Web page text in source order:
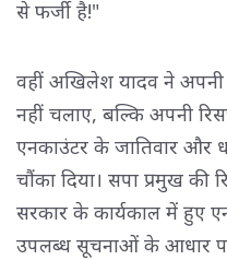
से फर्जी है!"
वहीं अखिलेश यादव ने अपनी
नहीं चलाए, बल्कि अपनी
एनकाउंटर के जातिवार और
चौंका दिया। सपा प्रमुख की
सरकार के कार्यकाल में हुए
उपलब्ध सूचनाओं के आधार